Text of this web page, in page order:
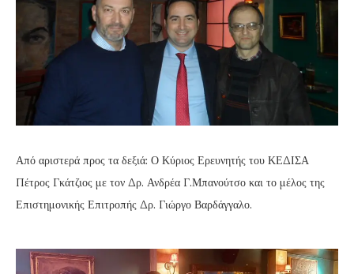
Από αριστερά προς τα δεξιά: Ο Κύριος Ερευνητής του ΚΕΔΙΣΑ
Πέτρος Γκάτζιος με τον Δρ. Ανδρέα Γ.Μπανούτσο και το μέλος της
Επιστημονικής Επιτροπής Δρ. Γιώργο Βαρδάγγαλο.